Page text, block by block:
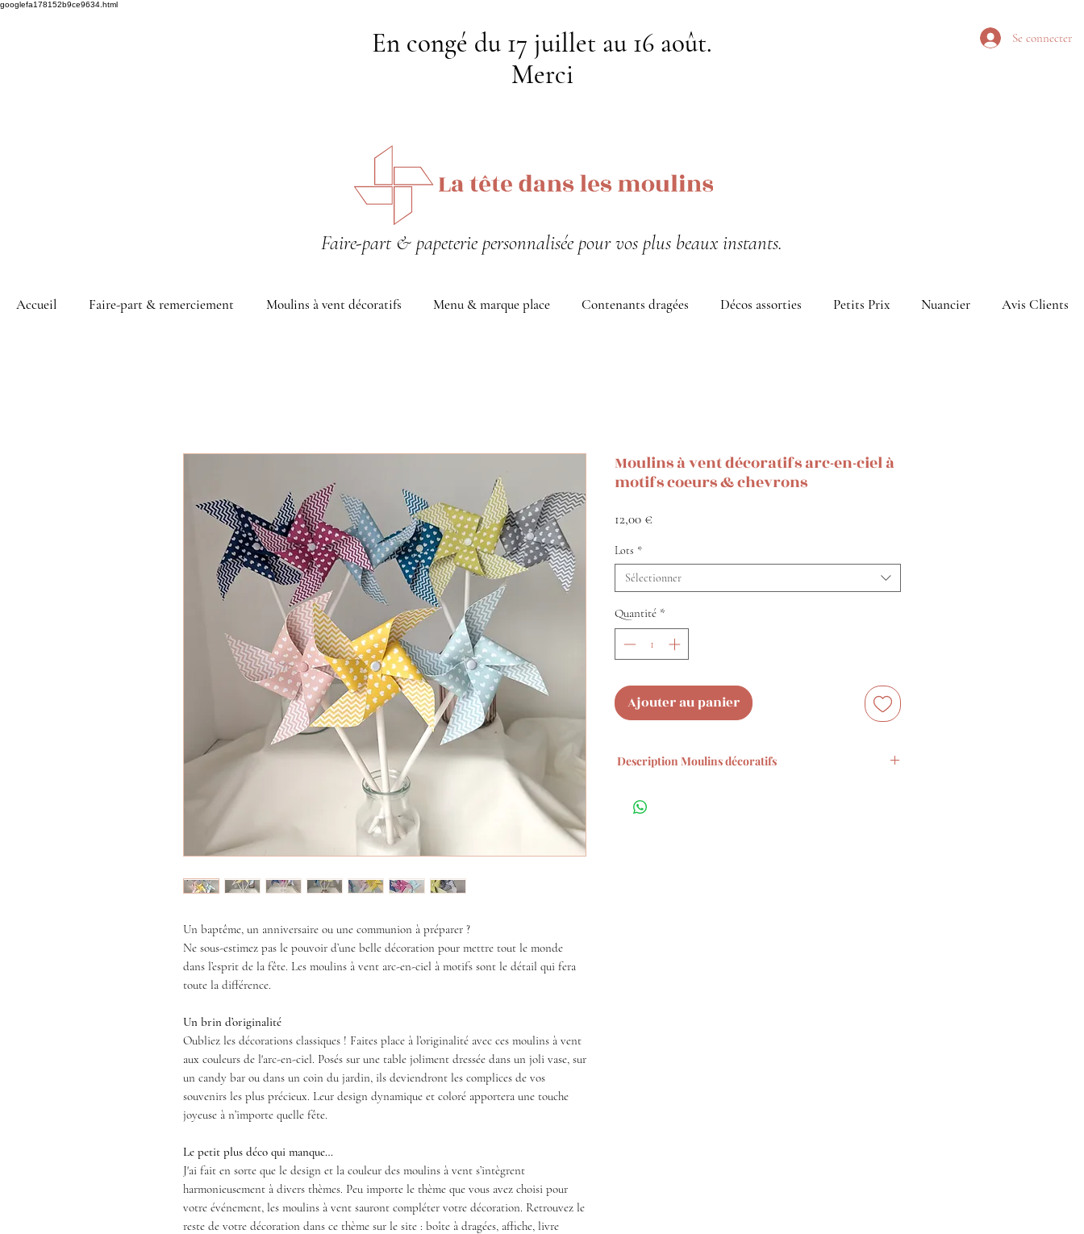
googlefa178152b9ce9634.html
En congé du 17 juillet au 16 août.
Merci
Se connecter
Faire-part & papeterie personnalisée pour vos plus beaux instants.
Accueil Faire-part & remerciement Moulins à vent décoratifs Menu & marque place Contenants dragées Décos assorties Petits Prix Nuancier Avis Clients
Un baptême, un anniversaire ou une communion à préparer ?
Ne sous-estimez pas le pouvoir d’une belle décoration pour mettre tout le monde
dans l’esprit de la fête. Les moulins à vent arc-en-ciel à motifs sont le détail qui fera
toute la différence.
Un brin d’originalité
Oubliez les décorations classiques ! Faites place à l’originalité avec ces moulins à vent
aux couleurs de l'arc-en-ciel. Posés sur une table joliment dressée dans un joli vase, sur
un candy bar ou dans un coin du jardin, ils deviendront les complices de vos
souvenirs les plus précieux. Leur design dynamique et coloré apportera une touche
joyeuse à n’importe quelle fête.
Le petit plus déco qui manque…
J'ai fait en sorte que le design et la couleur des moulins à vent s’intègrent
harmonieusement à divers thèmes. Peu importe le thème que vous avez choisi pour
votre événement, les moulins à vent sauront compléter votre décoration. Retrouvez le
reste de votre décoration dans ce thème sur le site : boîte à dragées, affiche, livre
Moulins à vent décoratifs arc-en-ciel à
motifs coeurs & chevrons
12,00 €Prix
Lots *
Sélectionner
Quantité *
Ajouter au panier
Description Moulins décoratifs
en photo